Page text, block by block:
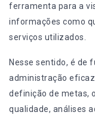
ferramenta para a
informações como
serviços utilizados.
Nesse sentido, é de
administração
definição de metas,
qualidade, análises